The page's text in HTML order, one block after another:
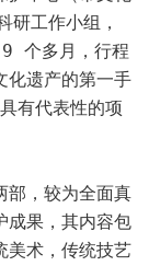
工作小组，
个多月，行程
化遗产的第一手
有代表性的项
部，较为全面真
成果，其内容包
美术，传统技艺